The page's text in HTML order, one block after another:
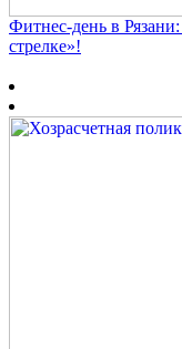
Фитнес‑день в
стрелке»!